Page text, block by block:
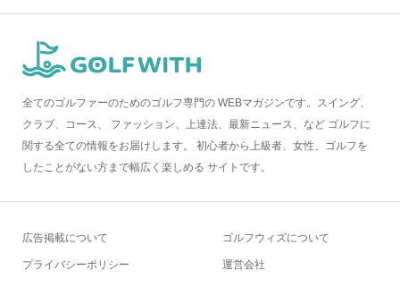
全てのゴルファーのためのゴルフ専門の WEBマガジンです。スイング、
クラブ、コース、 ファッション、上達法、最新ニュース、など ゴルフに
関する全ての情報をお届けします。 初心者から上級者、女性、ゴルフを
したことがない方まで幅広く楽しめる サイトです。
広告掲載について
プライバシーポリシー
ゴルフウィズについて
運営会社